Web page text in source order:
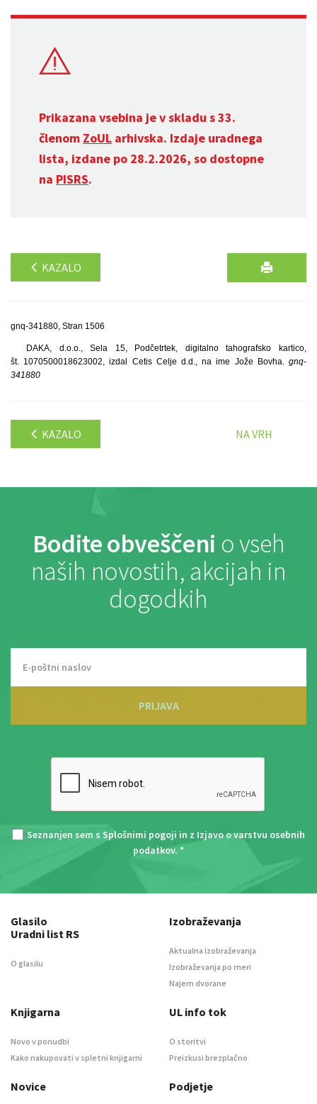
Prikazana vsebina je v skladu s 33.
členom ZoUL arhivska. Izdaje uradnega
lista, izdane po 28.2.2026, so dostopne
na PISRS.
KAZALO
gnq-341880, Stran 1506
DAKA, d.o.o., Sela 15, Podčetrtek, digitalno tahografsko kartico,
št. 1070500018623002, izdal Cetis Celje d.d., na ime Jože Bovha. gnq-
341880
KAZALO NA VRH
Bodite obveščeni o vseh
naših novostih, akcijah in
dogodkih
PRIJAVA
Seznanjen sem s Splošnimi pogoji in z Izjavo o varstvu osebnih
podatkov. *
Glasilo
Uradni list RS
O glasilu
Izobraževanja
Aktualna izobraževanja
Izobraževanja po meri
Najem dvorane
Knjigarna
Novo v ponudbi
Kako nakupovati v spletni knjigarni
UL info tok
O storitvi
Preizkusi brezplačno
Novice Podjetje